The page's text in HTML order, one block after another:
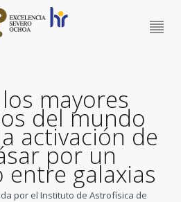
mayores
del mundo
activación de
por un
galaxias
por el Instituto de Astrofísica de